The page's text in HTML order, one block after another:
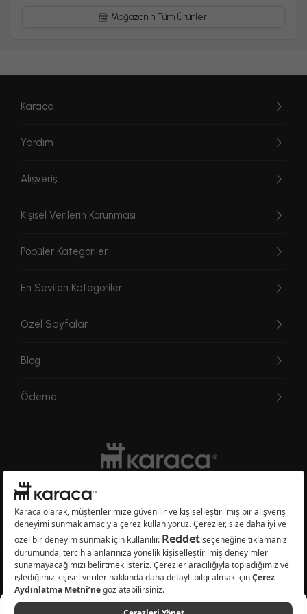
Mağazanın Tüm Ürünleri
Karaca
Yardım
Alışveriş
Kişisel Verilerin Korunması
Popüler Kategoriler
En Sevilen Kategoriler
Özel Sayfalar
Blog
Ödeme
Websitesinde kullanılan bazı görseller yapay zekâ (AI) ile üretilmiştir.
Karaca.com © 2026 - Karaca Züccaciye A.Ş. Tüm hakları saklıdır.